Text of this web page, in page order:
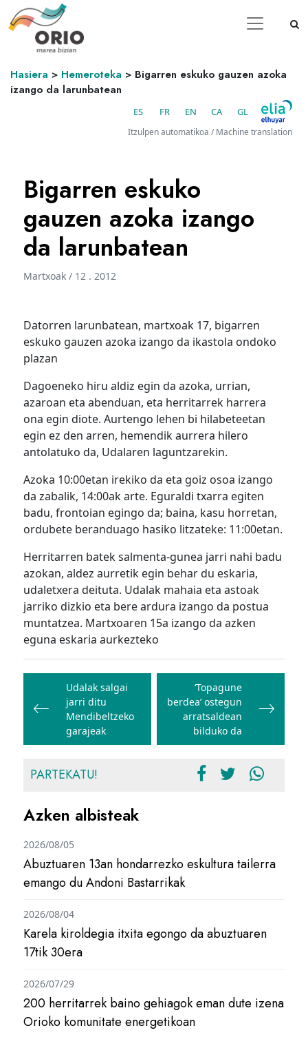
Hasiera > Hemeroteka > Bigarren eskuko gauzen azoka
izango da larunbatean
ES FR EN CA GL
Itzulpen automatikoa / Machine translation
Bigarren eskuko
gauzen azoka izango
da larunbatean
Martxoak / 12 . 2012
Datorren larunbatean, martxoak 17, bigarren
eskuko gauzen azoka izango da ikastola ondoko
plazan
Dagoeneko hiru aldiz egin da azoka, urrian,
azaroan eta abenduan, eta herritarrek harrera
ona egin diote. Aurtengo lehen bi hilabeteetan
egin ez den arren, hemendik aurrera hilero
antolatuko da, Udalaren laguntzarekin.
Azoka 10:00etan irekiko da eta goiz osoa izango
da zabalik, 14:00ak arte. Eguraldi txarra egiten
badu, frontoian egingo da; baina, kasu horretan,
ordubete beranduago hasiko litzateke: 11:00etan.
Herritarren batek salmenta-gunea jarri nahi badu
azokan, aldez aurretik egin behar du eskaria,
udaletxera deituta. Udalak mahaia eta astoak
jarriko dizkio eta bere ardura izango da postua
muntatzea. Martxoaren 15a izango da azken
eguna eskaria aurkezteko
Bidalketetan
zehar
nabigatu
Udalak salgai
jarri ditu
Mendibeltzeko
garajeak
‘Topagune
berdea’ ostegun
arratsaldean
bilduko da
PARTEKATU!
Azken albisteak
Abuztuaren 13an hondarrezko eskultura tailerra
emango du Andoni Bastarrikak
2026/08/05
Karela kiroldegia itxita egongo da abuztuaren
17tik 30era
2026/08/04
200 herritarrek baino gehiagok eman dute izena
Orioko komunitate energetikoan
2026/07/29